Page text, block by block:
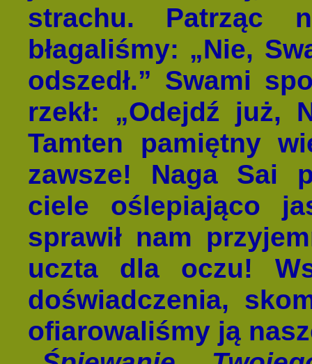
strachu. Patrząc
błagaliśmy: „Nie,
odszedł.” Swami
rzekł: „Odejdź już,
Tamten pamiętny
zawsze! Naga Sai
ciele oślepiająco
sprawił nam
uczta dla oczu!
doświadczenia,
ofiarowaliśmy ją